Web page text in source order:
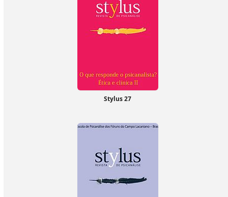
Stylus 27